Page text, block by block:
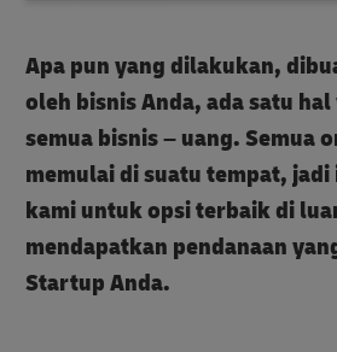
Apa pun yang dilakukan,
oleh bisnis Anda, ada satu
semua bisnis – uang. Semua
memulai di suatu tempat,
kami untuk opsi terbaik di
mendapatkan pendanaan
Startup Anda.